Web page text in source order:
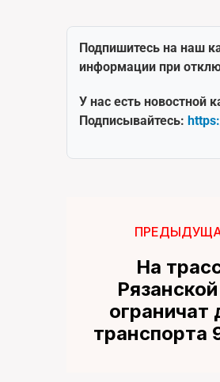
Подпишитесь на наш
информации при
У нас есть новостной
Подписывайтесь:
На
ограничат
транспорта